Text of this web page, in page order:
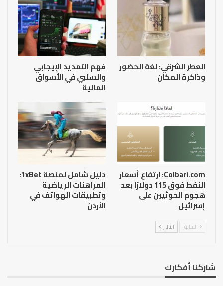
العطر الشرقي: لغة الحضور
وذاكرة المكان
فهم التمديد الإيجابي
والسلبي في الأسواق
المالية
Colbari.com: ارتفاع أسعار
النفط فوق 115 دولارًا بعد
هجوم الحوثيين على
إسرائيل
دليل شامل لمنصة 1xBet:
المراهنات الرياضية
وتطبيقات الهواتف في
الأردن
السابق التالي
شاركنا أفكارك